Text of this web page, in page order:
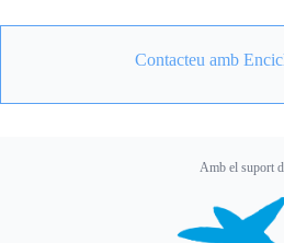
Contacteu amb
Amb el suport